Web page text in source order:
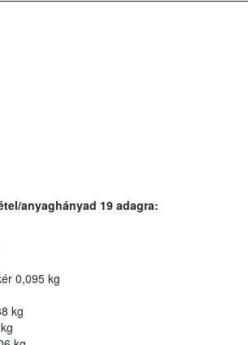
anyaghányad 19 adagra:
0,095 kg
kg